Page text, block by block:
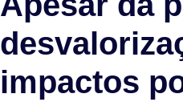
impactos